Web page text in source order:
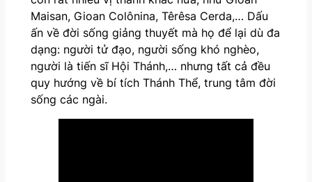
Maisan, Gioan Colônina, Têrêsa Cerda,… Dấu
ấn về đời sống giảng thuyết mà họ để lại dù đa
dạng: người tử đạo, người sống khó nghèo,
người là tiến sĩ Hội Thánh,… nhưng tất cả đều
quy hướng về bí tích Thánh Thể, trung tâm đời
sống các ngài.